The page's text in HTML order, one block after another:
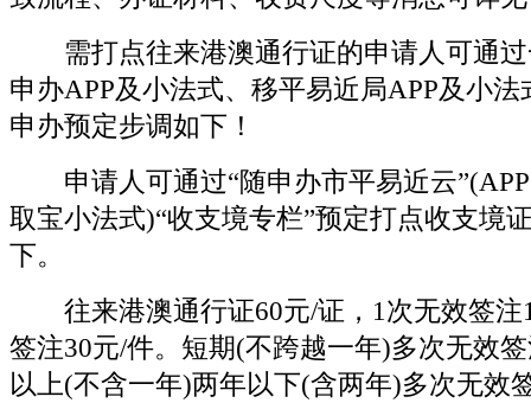
需打点往来港澳通行证的申请人可通过
申办APP及小法式、移平易近局APP及小
申办预定步调如下！
申请人可通过“随申办市平易近云”(APP
取宝小法式)“收支境专栏”预定打点收支境
下。
往来港澳通行证60元/证，1次无效签注
签注30元/件。短期(不跨越一年)多次无效
以上(不含一年)两年以下(含两年)多次无效